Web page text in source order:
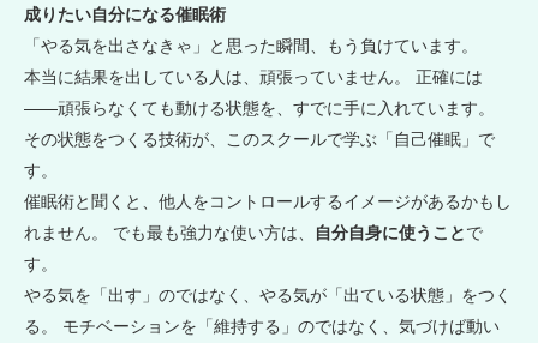
成りたい自分になる催眠術
「やる気を出さなきゃ」と思った瞬間、もう負けています。
本当に結果を出している人は、頑張っていません。 正確には
——頑張らなくても動ける状態を、すでに手に入れています。
その状態をつくる技術が、このスクールで学ぶ「自己催眠」で
す。
催眠術と聞くと、他人をコントロールするイメージがあるかもし
れません。 でも最も強力な使い方は、 自分自身に使うことで
す。
やる気を「出す」のではなく、やる気が「出ている状態」をつく
る。 モチベーションを「維持する」のではなく、気づけば動い